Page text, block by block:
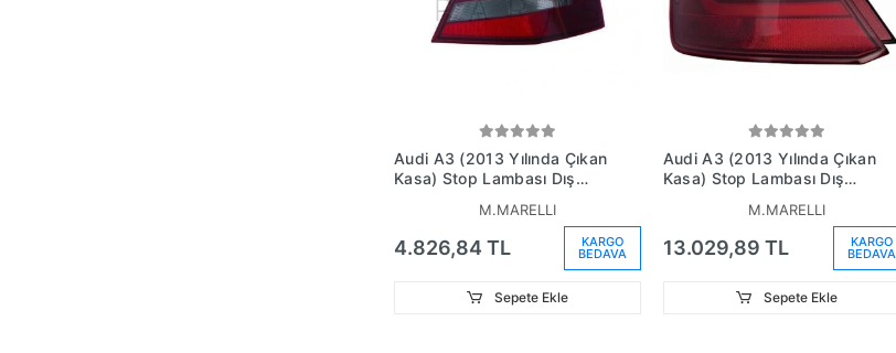
Audi A3 (2013 Yılında Çıkan
Kasa) Stop Lambası Dış
(Hatchback) (Oem
No:8V3945096)
M.MARELLI
4.826,84 TL KARGO
BEDAVA
Sepete Ekle
Audi A3 (2013 Yılında Çıkan
Kasa) Stop Lambası Dış
(Oem No:8V4945096A)
M.MARELLI
13.029,89 TL KARGO
BEDAVA
Sepete Ekle